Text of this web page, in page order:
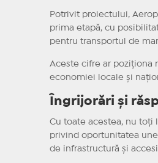
Potrivit proiectului,
prima etapă, cu
pentru transportul de
Aceste cifre ar poziționa
economiei locale și
Îngrijorări și
Cu toate acestea, nu
privind oportunitatea
de infrastructură și